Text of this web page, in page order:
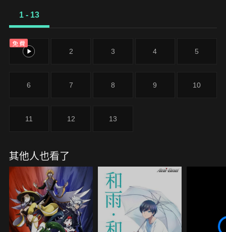
特殊意義的。
1 - 13
免費
1 2 3 4 5
6 7 8 9 10
11 12 13
其他人也看了